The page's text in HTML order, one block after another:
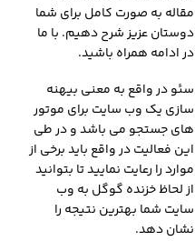
مقاله به صورت کامل برای شما
دوستان عزیز شرح دهیم. با ما
در ادامه همراه باشید.
سئو در واقع به معنی بیهنه
سازی یک وب سایت برای موتور
های جستجو می باشد و در طی
این فعالیت در واقع باید برخی از
موارد را رعایت نمایید تا بتوانید
از لحاظ خزنده گوگل به وب
سایت شما بهترین نتیجه را
نشان دهد.